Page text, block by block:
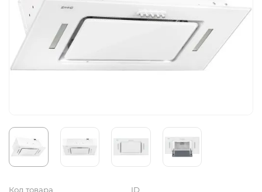
Код товара ID